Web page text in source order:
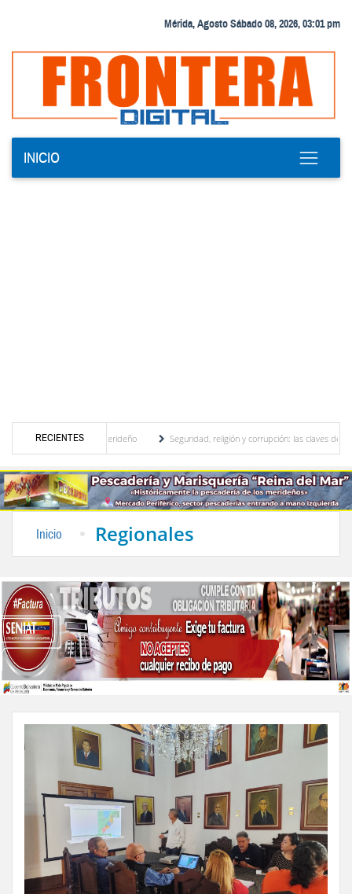
Mérida, Agosto Sábado 08, 2026, 03:01 pm
INICIO
RECIENTES
motor turístico merideño
Seguridad, religión y corrupción: las claves del
Inicio Regionales